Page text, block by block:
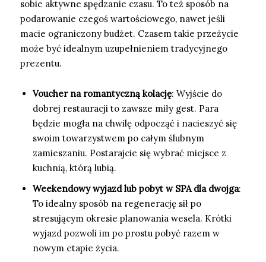
sobie aktywne spędzanie czasu. To też sposób na
podarowanie czegoś wartościowego, nawet jeśli
macie ograniczony budżet. Czasem takie przeżycie
może być idealnym uzupełnieniem tradycyjnego
prezentu.
Voucher na romantyczną kolację: Wyjście do
dobrej restauracji to zawsze miły gest. Para
będzie mogła na chwilę odpocząć i nacieszyć się
swoim towarzystwem po całym ślubnym
zamieszaniu. Postarajcie się wybrać miejsce z
kuchnią, którą lubią.
Weekendowy wyjazd lub pobyt w SPA dla dwojga:
To idealny sposób na regenerację sił po
stresującym okresie planowania wesela. Krótki
wyjazd pozwoli im po prostu pobyć razem w
nowym etapie życia.